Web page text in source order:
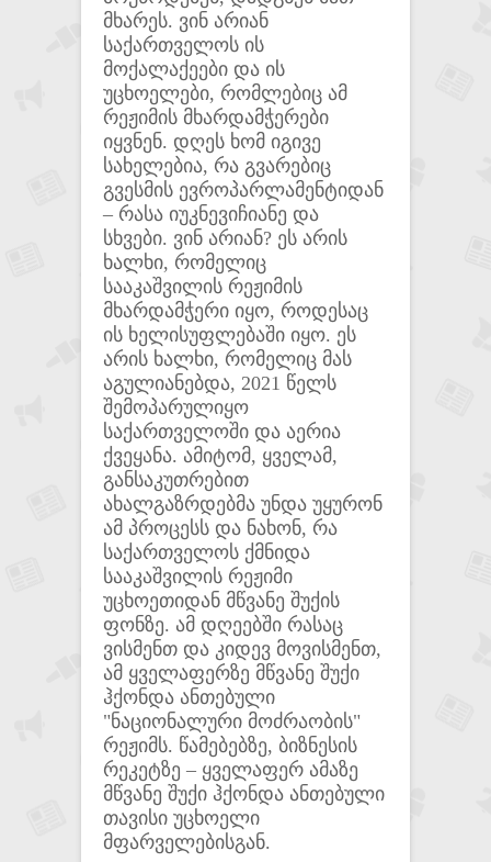
მხარეს. ვინ არიან
საქართველოს ის
მოქალაქეები და ის
უცხოელები, რომლებიც ამ
რეჟიმის მხარდამჭერები
იყვნენ. დღეს ხომ იგივე
სახელებია, რა გვარებიც
გვესმის ევროპარლამენტიდან
– რასა იუკნევიჩიანე და
სხვები. ვინ არიან? ეს არის
ხალხი, რომელიც
სააკაშვილის რეჟიმის
მხარდამჭერი იყო, როდესაც
ის ხელისუფლებაში იყო. ეს
არის ხალხი, რომელიც მას
აგულიანებდა, 2021 წელს
შემოპარულიყო
საქართველოში და აერია
ქვეყანა. ამიტომ, ყველამ,
განსაკუთრებით
ახალგაზრდებმა უნდა უყურონ
ამ პროცესს და ნახონ, რა
საქართველოს ქმნიდა
სააკაშვილის რეჟიმი
უცხოეთიდან მწვანე შუქის
ფონზე. ამ დღეებში რასაც
ვისმენთ და კიდევ მოვისმენთ,
ამ ყველაფერზე მწვანე შუქი
ჰქონდა ანთებული
"ნაციონალური მოძრაობის"
რეჟიმს. წამებებზე, ბიზნესის
რეკეტზე – ყველაფერ ამაზე
მწვანე შუქი ჰქონდა ანთებული
თავისი უცხოელი
მფარველებისგან.